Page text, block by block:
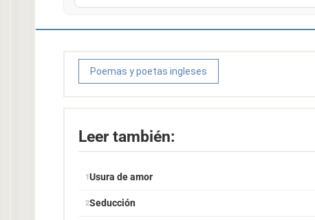
Poemas y poetas ingleses
Leer también:
Usura de amor
Seducción